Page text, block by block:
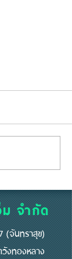
แผ่น
ด่าน
ดภัย
ม จำกัด
(จันทราสุข)
งทองหลาง